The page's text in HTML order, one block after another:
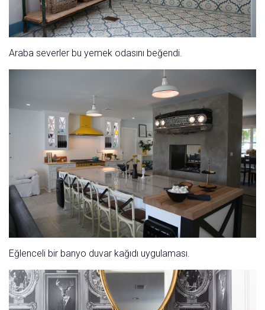
Araba severler bu yemek odasını beğendi.
Eğlenceli bir banyo duvar kağıdı uygulaması.